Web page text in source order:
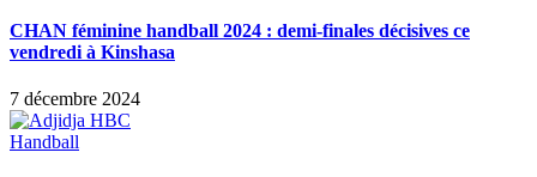
CHAN féminine handball 2024 : demi-finales décisives ce
vendredi à Kinshasa
7 décembre 2024
Handball